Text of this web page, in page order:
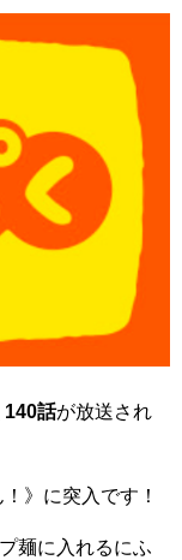
140話が放送され
》に突入です！
麺に入れるにふ